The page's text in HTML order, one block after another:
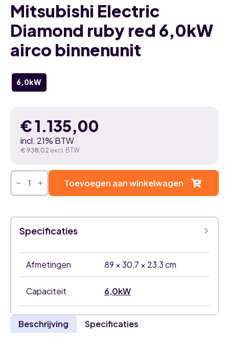
Mitsubishi Electric
Diamond ruby red 6,0kW
airco binnenunit
6,0kW
€1.135,00
incl. 21% BTW
€ 938,02 excl. BTW
Mitsubishi
Electric
Diamond
ruby
6,0kW
airco
binnenunit
aantal
Toevoegen aan winkelwagen
Specificaties
Afmetingen 89 × 30,7 × 23,3 cm
Capaciteit 6,0kW
Beschrijving Specificaties